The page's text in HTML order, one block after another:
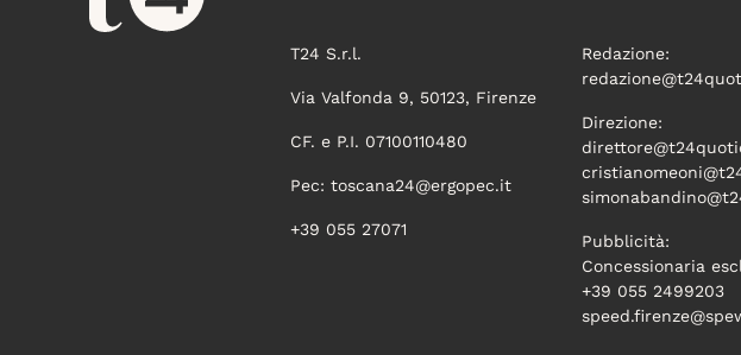
T24 S.r.l.
Via Valfonda 9, 50123, Firenze
CF. e P.I. 07100110480
Pec: toscana24@ergopec.it
+39 055 27071
Redazione:
Direzione:
Pubblicità:
Concessionaria
+39 055 2499203